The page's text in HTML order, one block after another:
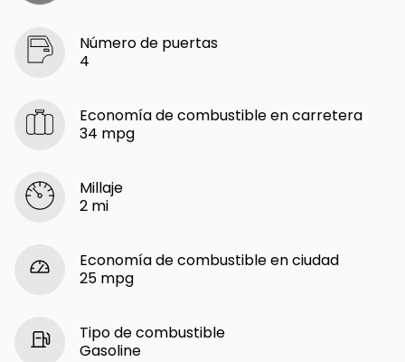
Número de puertas
4
Economía de combustible en carretera
34 mpg
Millaje
2 mi
Economía de combustible en ciudad
25 mpg
Tipo de combustible
Gasoline